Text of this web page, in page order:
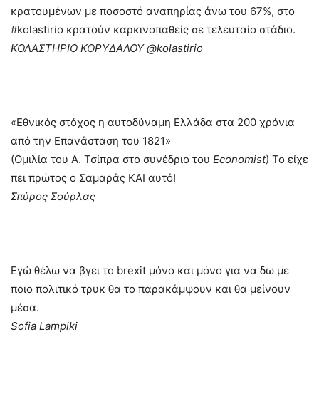
κρατουμένων με ποσοστό αναπηρίας άνω του 67%, στο
#kolastirio κρατούν καρκινοπαθείς σε τελευταίο στάδιο.
ΚΟΛΑΣΤΗΡΙΟ ΚΟΡΥΔΑΛΟΥ ‏@kolastirio
«Εθνικός στόχος η αυτοδύναμη Ελλάδα στα 200 χρόνια
από την Επανάσταση του 1821»
(Ομιλία του Α. Τσίπρα στο συνέδριο του Economist) Το είχε
πει πρώτος ο Σαμαράς ΚΑΙ αυτό!
Σπύρος Σούρλας
Εγώ θέλω να βγει το brexit μόνο και μόνο για να δω με
ποιο πολιτικό τρυκ θα το παρακάμψουν και θα μείνουν
μέσα.
Sofia Lampiki